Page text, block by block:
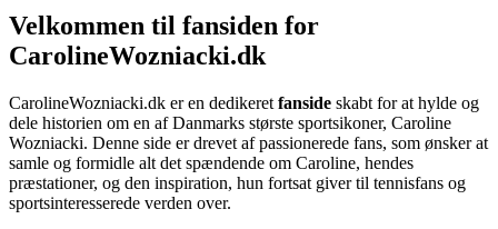
Velkommen til fansiden for
CarolineWozniacki.dk
CarolineWozniacki.dk er en dedikeret fanside skabt for at hylde og
dele historien om en af Danmarks største sportsikoner, Caroline
Wozniacki. Denne side er drevet af passionerede fans, som ønsker at
samle og formidle alt det spændende om Caroline, hendes
præstationer, og den inspiration, hun fortsat giver til tennisfans og
sportsinteresserede verden over.